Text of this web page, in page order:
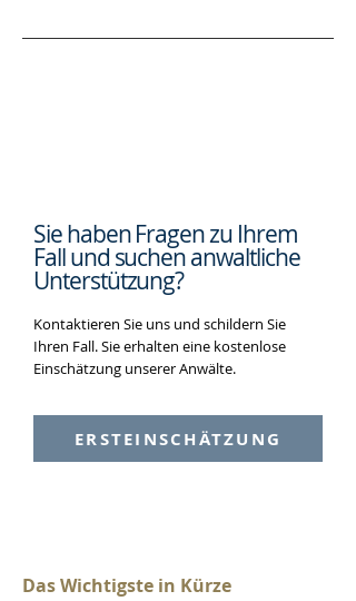
Sie haben Fragen zu Ihrem
Fall und suchenanwaltliche
Unterstützung?
Kontaktieren Sie uns und schildern Sie
Ihren Fall. Sie erhalten eine kostenlose
Einschätzung unserer Anwälte.
ERSTEINSCHÄTZUNG
Das Wichtigste in Kürze